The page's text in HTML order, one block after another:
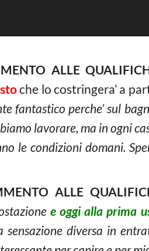
ALLE
che lo costringera’ a
fantastico perche’ sul
lavorare, ma in ogni
le condizioni domani.
ALLE
e oggi alla prima
sensazione diversa in